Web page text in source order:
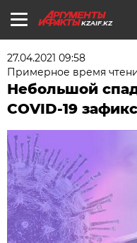
KZAIF.KZ
27.04.2021 09:58
Примерное время
Небольшой
COVID-19